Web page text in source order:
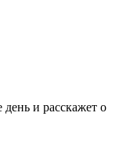
и расскажет о